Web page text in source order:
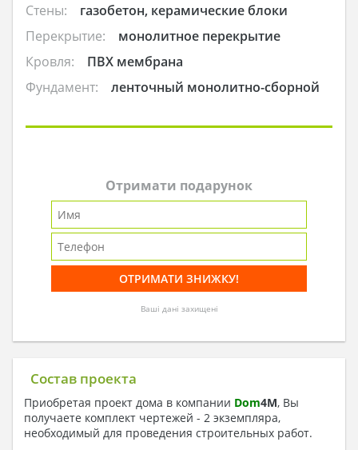
Стены:
газобетон, керамические блоки
Перекрытие:
монолитное перекрытие
Кровля:
ПВХ мембрана
Фундамент:
ленточный монолитно-сборной
Отримати подарунок
Ваші дані захищені
Состав проекта
Приобретая проект дома в компании Dom4M, Вы
получаете комплект чертежей - 2 экземпляра,
необходимый для проведения строительных работ.